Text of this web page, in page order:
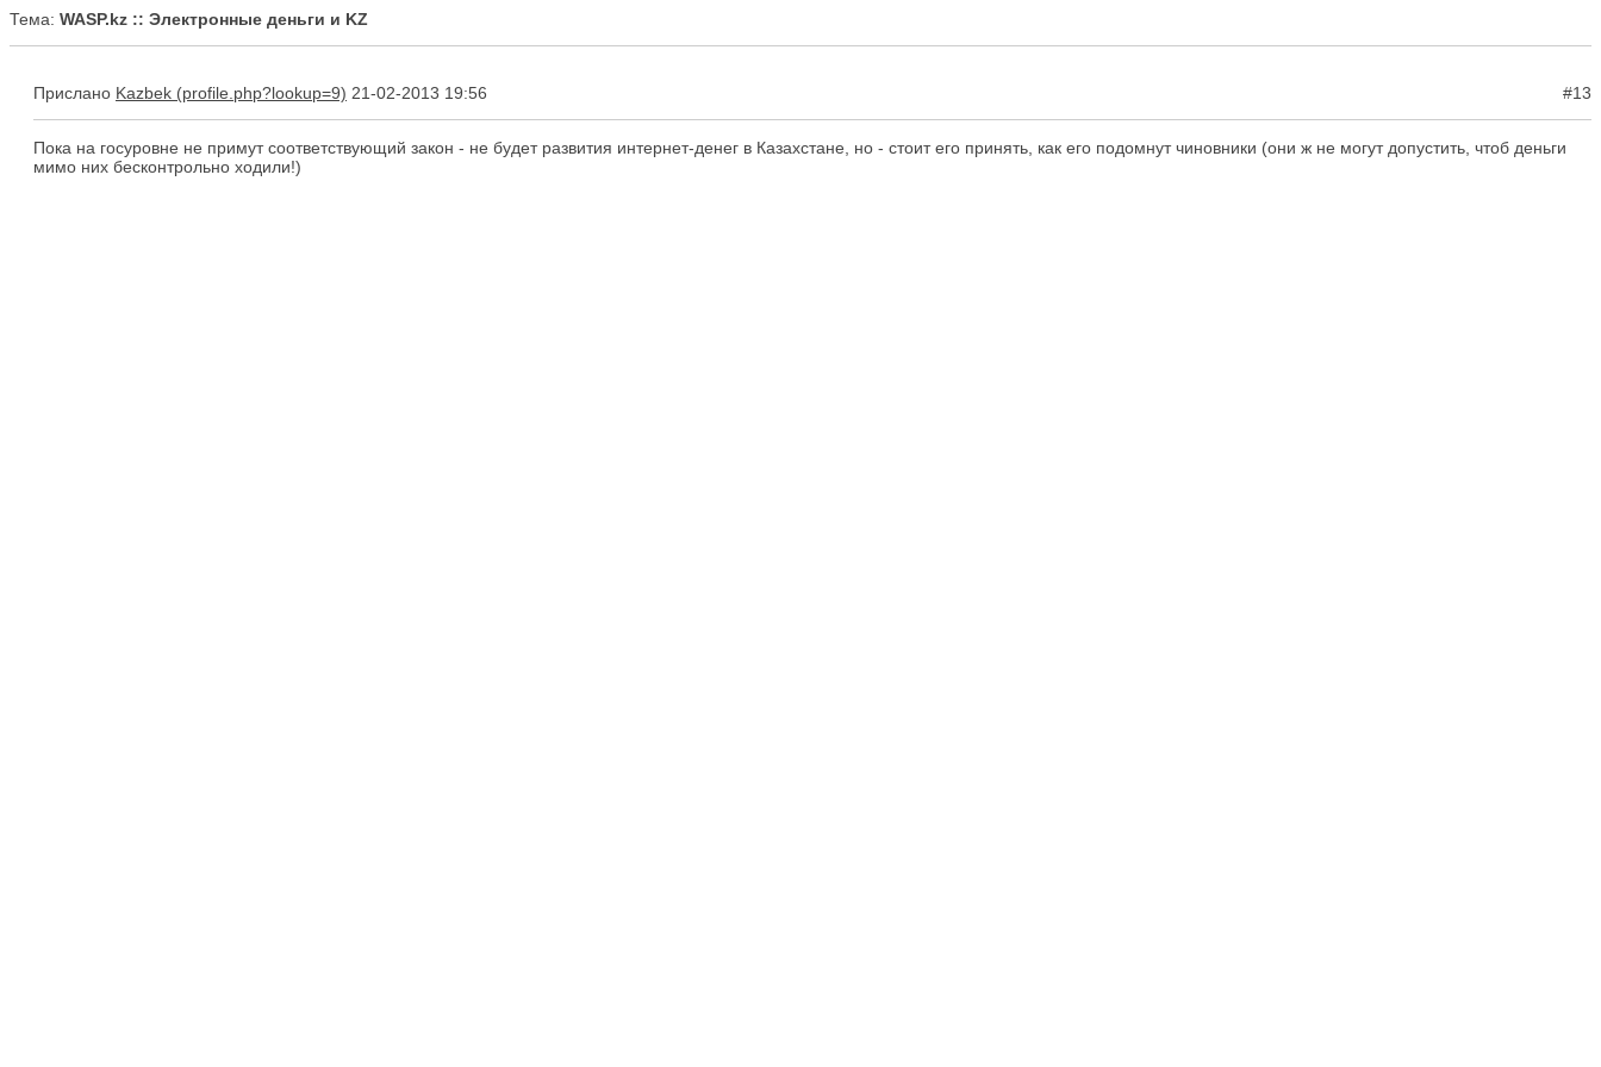
Тема: WASP.kz :: Электронные деньги и KZ
Прислано Kazbek 21-02-2013 19:56 #13
Пока на госуровне не примут соответствующий закон - не будет развития интернет-денег в Казахстане, но - стоит его принять, как его подомнут чиновники (они ж не могут допустить, чтоб деньги
мимо них бесконтрольно ходили!)